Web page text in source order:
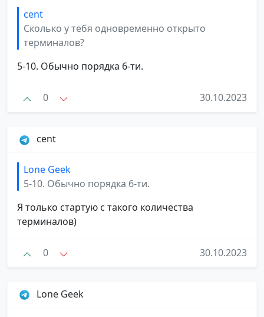
cent
Сколько у тебя одновременно открыто
терминалов?
5-10. Обычно порядка 6-ти.
0 30.10.2023
cent
Lone Geek
5-10. Обычно порядка 6-ти.
Я только стартую с такого количества
терминалов)
0 30.10.2023
Lone Geek